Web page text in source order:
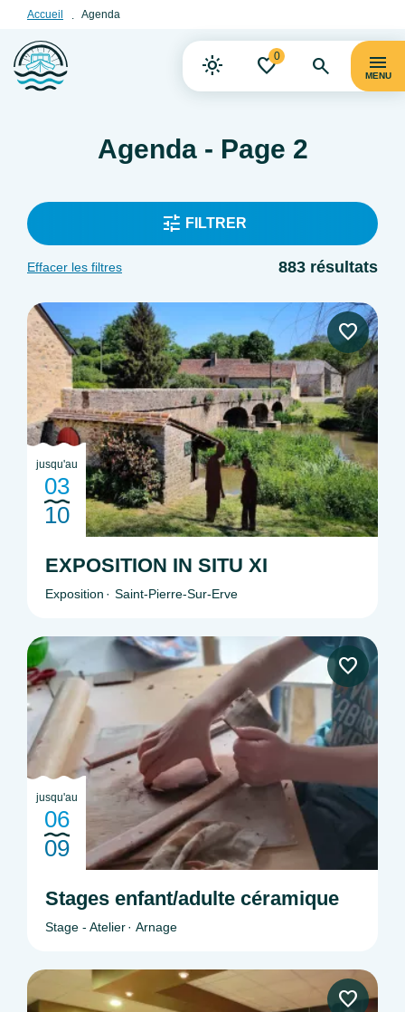
Accueil Agenda
0
MENU
Agenda - Page 2
FILTRER
Effacer les filtres 883 résultats
jusqu'au
03
10
EXPOSITION IN SITU XI
Exposition Saint-Pierre-Sur-Erve
jusqu'au
06
09
Stages enfant/adulte céramique
Stage - Atelier Arnage